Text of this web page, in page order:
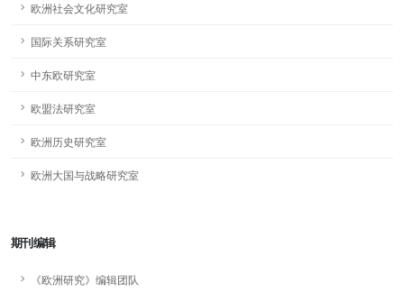
欧洲社会文化研究室
国际关系研究室
中东欧研究室
欧盟法研究室
欧洲历史研究室
欧洲大国与战略研究室
期刊编辑
《欧洲研究》编辑团队